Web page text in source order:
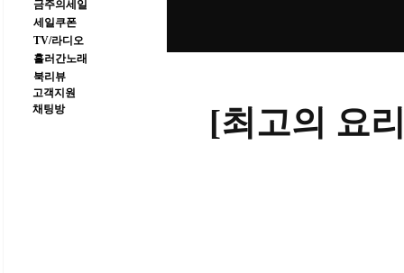
금주의세일
세일쿠폰
TV/라디오
흘러간노래
북리뷰
고객지원
채팅방
[최고의 요